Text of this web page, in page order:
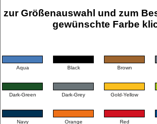
zur Größenauswahl und zum
gewünschte Farbe
Aqua Black Brown
Dark-Green Dark-Grey Gold-Yellow
Navy Orange Red